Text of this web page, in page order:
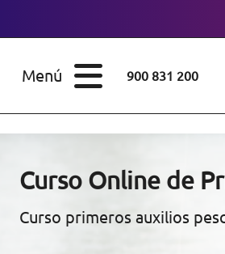
Menú 900 831 200
Curso Online de
Curso primeros auxilios